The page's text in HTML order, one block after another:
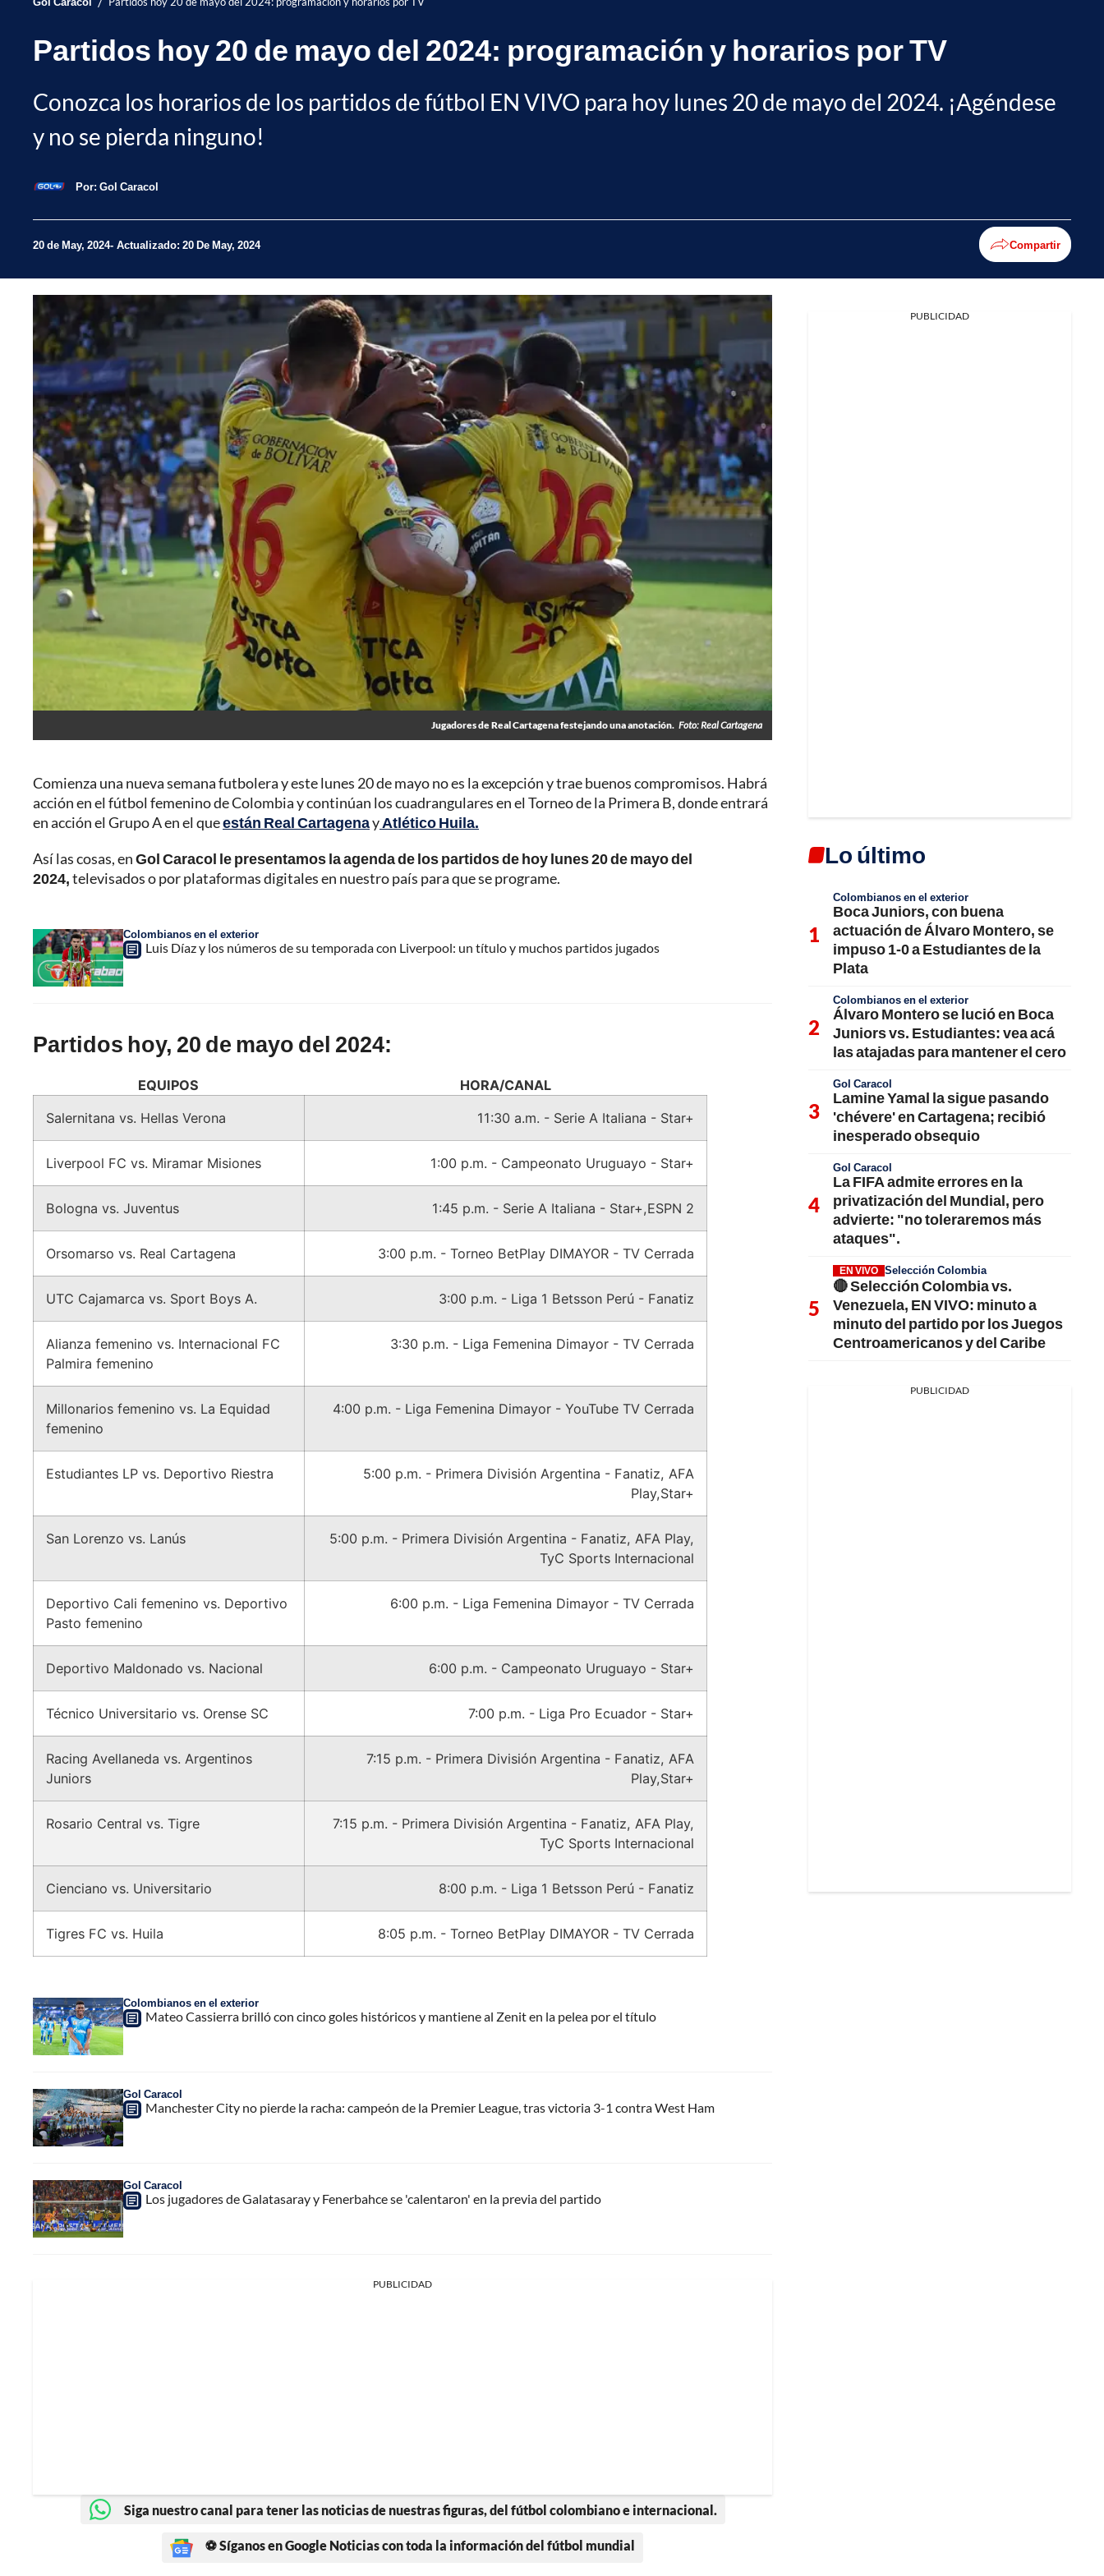
Partidos hoy 20 de mayo del 2024: programación y horarios por TV
Conozca los horarios de los partidos de fútbol EN VIVO para hoy lunes 20 de mayo del 2024. ¡Agéndese
y no se pierda ninguno!
Por: Gol Caracol
20 de May, 2024 Actualizado: 20 De May, 2024 Compartir
Jugadores de Real Cartagena festejando una anotación. Foto: Real Cartagena
Comienza una nueva semana futbolera y este lunes 20 de mayo no es la excepción y trae buenos compromisos. Habrá
acción en el fútbol femenino de Colombia y continúan los cuadrangulares en el Torneo de la Primera B, donde entrará
en acción el Grupo A en el queestán Real CartagenayAtlético Huila.
Así las cosas, enGol Caracol le presentamos la agenda de los partidos de hoy lunes 20 de mayo del
2024,televisados o por plataformas digitales en nuestro país para que se programe.
Colombianos en el exterior
Luis Díaz y los números de su temporada con Liverpool: un título y muchos partidos jugados
Partidos hoy, 20 de mayo del 2024:
EQUIPOS
HORA/CANAL
Salernitana vs. Hellas Verona
11:30 a.m. - Serie A Italiana - Star+
Liverpool FC vs. Miramar Misiones 1:00 p.m. - Campeonato Uruguayo - Star+
Bologna vs. Juventus 1:45 p.m. - Serie A Italiana - Star+,ESPN 2
Orsomarso vs. Real Cartagena 3:00 p.m. - Torneo BetPlay DIMAYOR - TV Cerrada
UTC Cajamarca vs. Sport Boys A. 3:00 p.m. - Liga 1 Betsson Perú - Fanatiz
Alianza femenino vs. Internacional FC
Palmira femenino
3:30 p.m. - Liga Femenina Dimayor - TV Cerrada
Millonarios femenino vs. La Equidad
femenino
4:00 p.m. - Liga Femenina Dimayor - YouTube TV Cerrada
Estudiantes LP vs. Deportivo Riestra
5:00 p.m. - Primera División Argentina - Fanatiz, AFA
Play,Star+
San Lorenzo vs. Lanús
5:00 p.m. - Primera División Argentina - Fanatiz, AFA Play,
TyC Sports Internacional
Deportivo Cali femenino vs. Deportivo
Pasto femenino
6:00 p.m. - Liga Femenina Dimayor - TV Cerrada
Deportivo Maldonado vs. Nacional 6:00 p.m. - Campeonato Uruguayo - Star+
Técnico Universitario vs. Orense SC 7:00 p.m. - Liga Pro Ecuador - Star+
Racing Avellaneda vs. Argentinos
Juniors
7:15 p.m. - Primera División Argentina - Fanatiz, AFA
Play,Star+
Rosario Central vs. Tigre
7:15 p.m. - Primera División Argentina - Fanatiz, AFA Play,
TyC Sports Internacional
Cienciano vs. Universitario 8:00 p.m. - Liga 1 Betsson Perú - Fanatiz
Tigres FC vs. Huila 8:05 p.m. - Torneo BetPlay DIMAYOR - TV Cerrada
Colombianos en el exterior
Mateo Cassierra brilló con cinco goles históricos y mantiene al Zenit en la pelea por el título
Gol Caracol
Manchester City no pierde la racha: campeón de la Premier League, tras victoria 3-1 contra West Ham
Gol Caracol
Los jugadores de Galatasaray y Fenerbahce se 'calentaron' en la previa del partido
PUBLICIDAD
Siga nuestro canal para tener las noticias de nuestras figuras, del fútbol colombiano e internacional.
⚽ Síganos en Google Noticias con toda la información del fútbol mundial
PUBLICIDAD
Lo último
Colombianos en el exterior
Boca Juniors, con buena
actuación de Álvaro Montero, se
impuso 1-0 a Estudiantes de la
Plata
Colombianos en el exterior
Álvaro Montero se lució en Boca
Juniors vs. Estudiantes: vea acá
las atajadas para mantener el cero
Gol Caracol
Lamine Yamal la sigue pasando
'chévere' en Cartagena; recibió
inesperado obsequio
Gol Caracol
La FIFA admite errores en la
privatización del Mundial, pero
advierte: "no toleraremos más
ataques".
EN VIVO Selección Colombia
🔴 Selección Colombia vs.
Venezuela, EN VIVO: minuto a
minuto del partido por los Juegos
Centroamericanos y del Caribe
PUBLICIDAD